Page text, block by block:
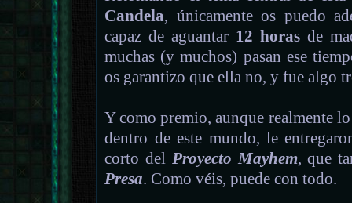
Candela, únicamente os puedo
capaz de aguantar 12 horasde
muchas (y muchos) pasan ese
os garantizo que ella no, y fue algo
Y como premio, aunque realmente
dentro de este mundo, le
corto del Proyecto Mayhem, que
Presa. Como véis, puede con todo.